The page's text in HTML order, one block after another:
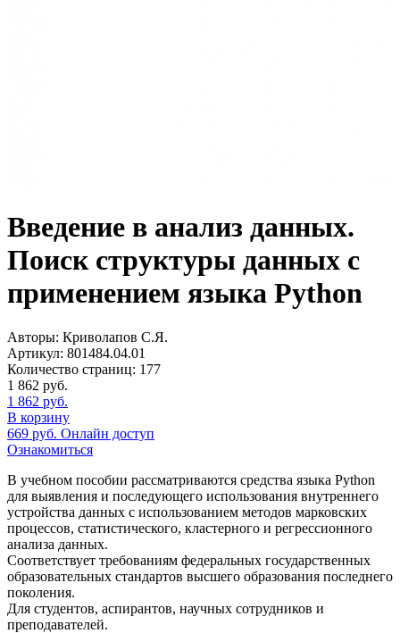
Введение в анализ данных.
Поиск структуры данных с
применением языка Python
Авторы: Криволапов С.Я.
Артикул: 801484.04.01
Количество страниц: 177
1 862 руб.
1 862 руб.
В корзину
669 руб. Онлайн доступ
Ознакомиться
В учебном пособии рассматриваются средства языка Python
для выявления и последующего использования внутреннего
устройства данных с использованием методов марковских
процессов, статистического, кластерного и регрессионного
анализа данных.
Соответствует требованиям федеральных государственных
образовательных стандартов высшего образования последнего
поколения.
Для студентов, аспирантов, научных сотрудников и
преподавателей.